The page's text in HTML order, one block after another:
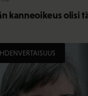
kanneoikeus olisi